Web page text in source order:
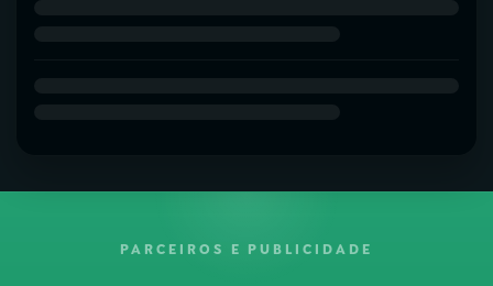
PARCEIROS E PUBLICIDADE